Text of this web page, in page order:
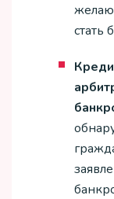
стать